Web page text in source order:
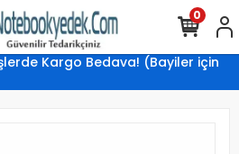
Kargo Bedava! (Bayiler için
0